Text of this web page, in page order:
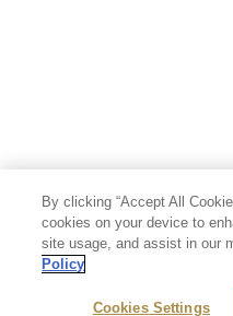
芸術・アート
写真集
医学・福祉
By clicking “Accept All
cookies on your device to
site usage, and assist in our
Policy
Cookies Settings